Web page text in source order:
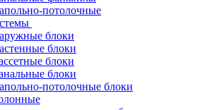
потолочные
блоки
блоки
блоки
блоки
потолочные блоки